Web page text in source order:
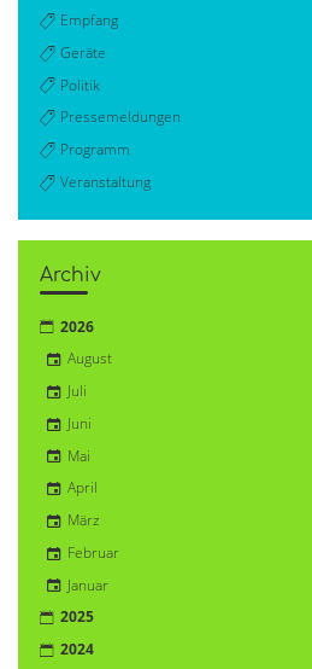
Empfang
Geräte
Politik
Pressemeldungen
Programm
Veranstaltung
Archiv
2026
August
Juli
Juni
Mai
April
März
Februar
Januar
2025
2024